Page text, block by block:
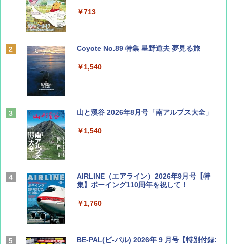
￥713
Coyote No.89 特集 星野道夫 夢見る旅
￥1,540
山と溪谷 2026年8月号「南アルプス大全」
￥1,540
AIRLINE（エアライン）2026年9月号【特
集】ボーイング110周年を祝して！
￥1,760
BE-PAL(ビ-パル) 2026年 9 月号【特別付録: